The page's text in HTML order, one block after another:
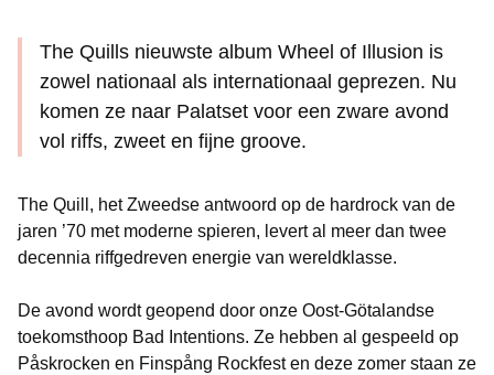
The Quills nieuwste album Wheel of Illusion is
zowel nationaal als internationaal geprezen. Nu
komen ze naar Palatset voor een zware avond
vol riffs, zweet en fijne groove.
The Quill, het Zweedse antwoord op de hardrock van de
jaren ’70 met moderne spieren, levert al meer dan twee
decennia riffgedreven energie van wereldklasse.
De avond wordt geopend door onze Oost-Götalandse
toekomsthoop Bad Intentions. Ze hebben al gespeeld op
Påskrocken en Finspång Rockfest en deze zomer staan ze